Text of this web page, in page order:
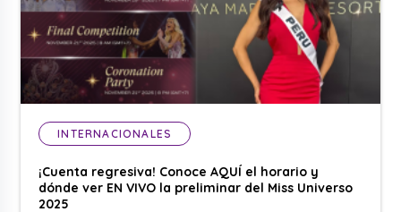
INTERNACIONALES
¡Cuenta regresiva! Conoce AQUÍ el horario y
dónde ver EN VIVO la preliminar del Miss Universo
2025